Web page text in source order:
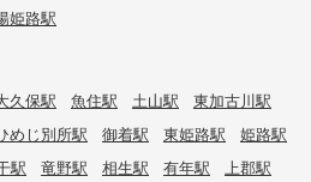
姫路駅
久保駅 魚住駅 土山駅
東加古川駅
めじ別所駅 御着駅 東姫路駅
姫路駅
駅 竜野駅 相生駅 有年駅 上郡駅